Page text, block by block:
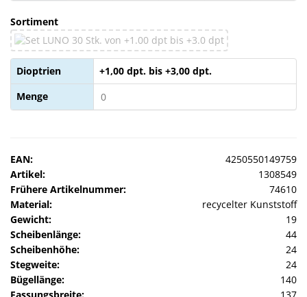
Sortiment
Dioptrien
+1,00 dpt. bis +3,00 dpt.
Menge
EAN:
4250550149759
Artikel:
1308549
Frühere Artikelnummer:
74610
Material:
recycelter Kunststoff
Gewicht:
19
Scheibenlänge:
44
Scheibenhöhe:
24
Stegweite:
24
Bügellänge:
140